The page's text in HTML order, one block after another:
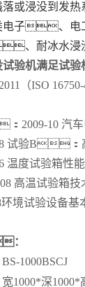
落或浸没到发
子、
、耐冰水浸
试验机满足试
（ISO
2009-10 汽
试验B：
温度试验箱性
高温试验箱技
环境试验设备
：
BS-1000BSCJ
宽1000*深1000*